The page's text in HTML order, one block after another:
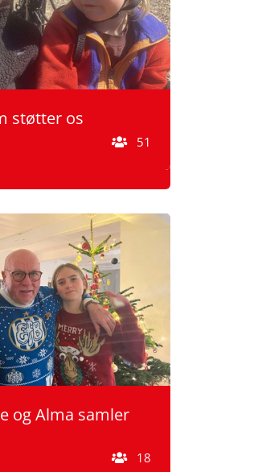
støtter os
51
og Alma samler
18